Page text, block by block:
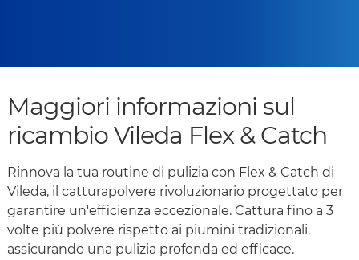
Maggiori informazioni sul
ricambio Vileda Flex & Catch
Rinnova la tua routine di pulizia con Flex & Catch di
Vileda, il catturapolvere rivoluzionario progettato per
garantire un'efficienza eccezionale. Cattura fino a 3
volte più polvere rispetto ai piumini tradizionali,
assicurando una pulizia profonda ed efficace.